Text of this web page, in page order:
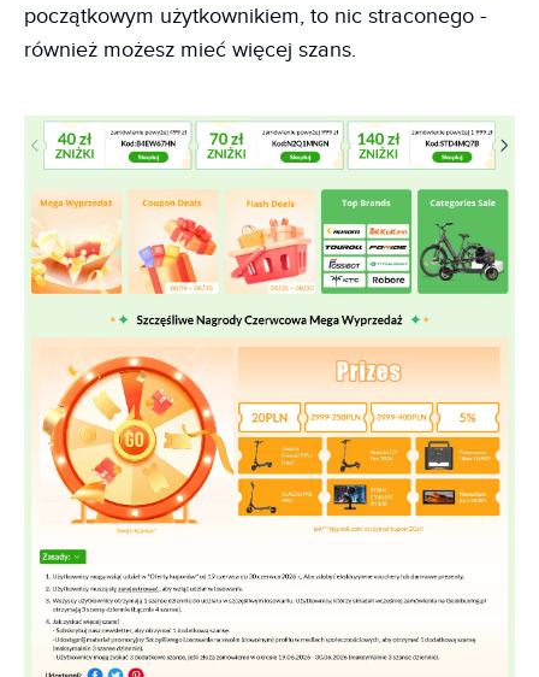
początkowym użytkownikiem, to nic straconego -
również możesz mieć więcej szans.